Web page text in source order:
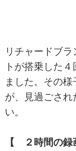
リチャードブ
トが搭乗した
ました。その
が、見過ごされ
い。
【 ２時間の録